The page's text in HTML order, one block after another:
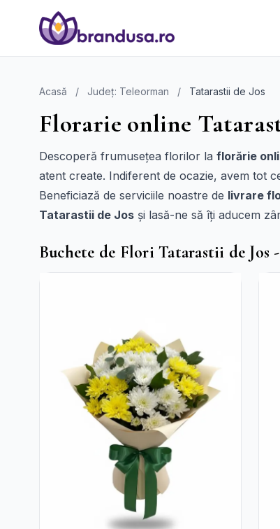
Acasă / Județ: Teleorman / Tatarastii de Jos
Florarie online
Descoperă frumusețea florilor la florărie
atent create. Indiferent de ocazie, avem tot
Beneficiază de serviciile noastre de livrare
Tatarastii de Jos și lasă-ne să îți aducem
Buchete de Flori Tatarastii de Jos